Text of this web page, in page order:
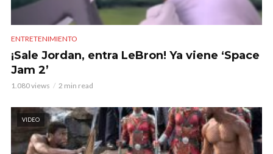
ENTRETENIMIENTO
¡Sale Jordan, entra LeBron! Ya viene ‘Space
Jam 2’
1.080 views 2 min read
VIDEO